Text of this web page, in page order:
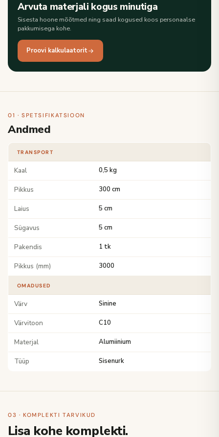
Arvuta materjali kogus minutiga
Sisesta hoone mõõtmed ning saad kogused koos personaalse
pakkumisega kohe.
Proovi kalkulaatorit
01 · SPETSIFIKATSIOON
Andmed
TRANSPORT
Kaal 0,5 kg
Pikkus 300 cm
Laius 5 cm
Sügavus 5 cm
Pakendis 1 tk
Pikkus (mm) 3000
OMADUSED
Värv Sinine
Värvitoon C10
Materjal Alumiinium
Tüüp Sisenurk
03 · KOMPLEKTI TARVIKUD
Lisa kohe komplekti.